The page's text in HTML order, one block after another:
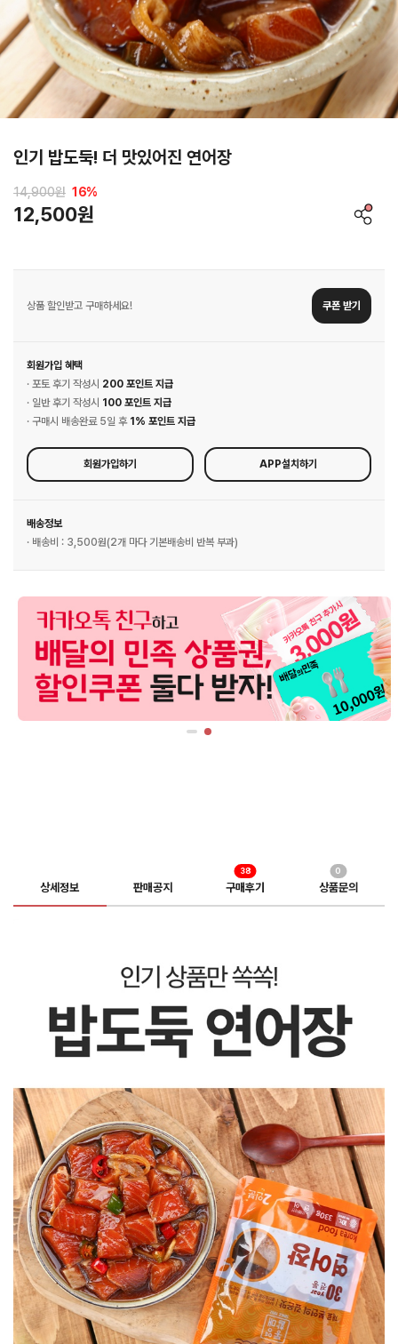
인기 밥도둑! 더 맛있어진 연어장
14,900원 16%
12,500원
상품 할인받고 구매하세요! 쿠폰 받기
회원가입 혜택
· 포토 후기 작성시 200 포인트 지급
· 일반 후기 작성시 100 포인트 지급
· 구매시 배송완료 5일 후 1% 포인트 지급
회원가입하기 APP설치하기
배송정보
· 배송비 : 3,500원(2개 마다 기본배송비 반복 부과)
상세정보 판매공지 구매후기
38
상품문의
0